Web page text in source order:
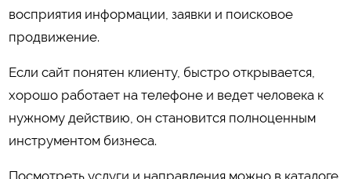
восприятия информации, заявки и поисковое
продвижение.
Если сайт понятен клиенту, быстро открывается,
хорошо работает на телефоне и ведет человека к
нужному действию, он становится полноценным
инструментом бизнеса.